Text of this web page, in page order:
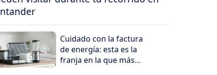
Cuidado con la factura
de energía: esta es la
franja en la que más